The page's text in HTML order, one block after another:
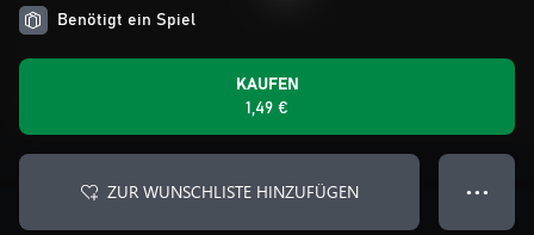
Benötigt ein Spiel
KAUFEN
1,49 €
ZUR WUNSCHLISTE HINZUFÜGEN ● ● ●